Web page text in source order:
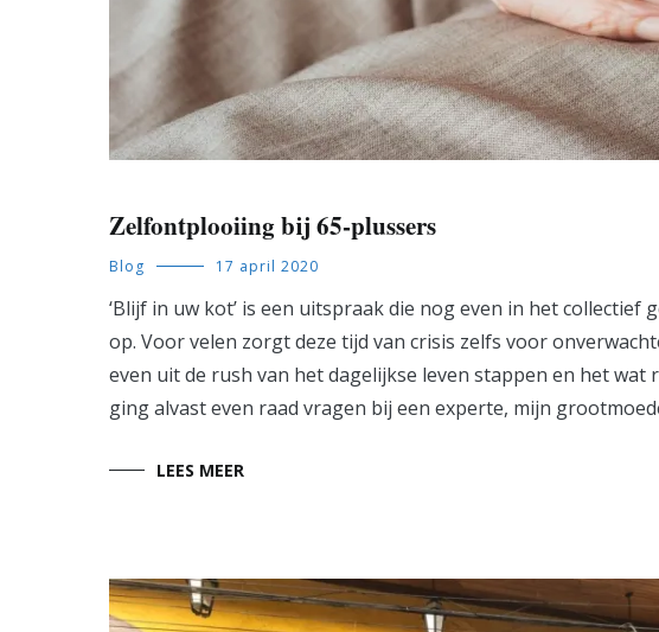
Zelfontplooiing bij 65-plussers
Blog 17 april 2020
‘Blijf in uw kot’ is een uitspraak die nog even in het
op. Voor velen zorgt deze tijd van crisis zelfs voor
even uit de rush van het dagelijkse leven stappen en het
ging alvast even raad vragen bij een experte, mijn
LEES MEER